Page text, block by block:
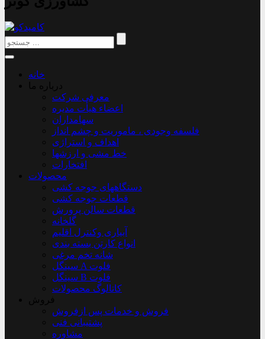
خانه
معرفی شرکت
اعضاء هیأت مدیره
سهامداران
فلسفه وجودی ، ماموریت و چشم انداز
اهداف و استراژی
خط مشی و ارزشها
افتخارات
محصولات
دستگاههای جوجه کشی
قطعات جوجه کشی
قطعات سالن پرورش
گلخانه
آبیاری وکنترل اقلیم
انواع کارتن بسته بندی
شانه تخم مرغی
سینگل A فلوت
سینگل B فلوت
کاتالوگ محصولات
فروش و خدمات پس ازفروش
پشتیبانی فنی
مشاوره